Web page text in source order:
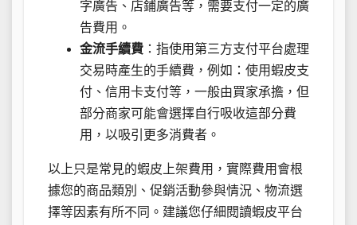
字廣告、店鋪廣告等，需要支付一定的廣
告費用。
金流手續費 ：指使用第三方支付平台處理
交易時產生的手續費，例如：使用蝦皮支
付、信用卡支付等，一般由買家承擔，但
部分商家可能會選擇自行吸收這部分費
用，以吸引更多消費者。
以上只是常見的蝦皮上架費用，實際費用會根
據您的商品類別、促銷活動參與情況、物流選
擇等因素有所不同。建議您仔細閱讀蝦皮平台